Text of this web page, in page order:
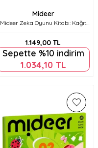
Mideer
Mideer Zeka Oyunu Kitabı: Kağıt
1.149,00 TL
Sepette %10 indirim
1.034,10 TL